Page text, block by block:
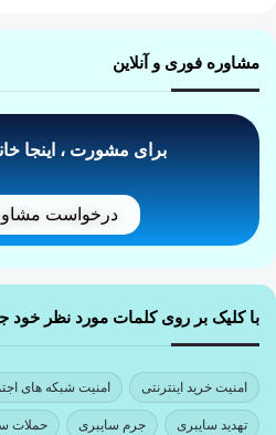
مشاوره فوری و آنلاین
برای مشورت ، اینجا
درخواست
با کلیک بر روی کلمات مورد نظر خود
امنیت خرید اینترنتی امنیت شبکه های
تهدید سایبری جرم سایبری حملات